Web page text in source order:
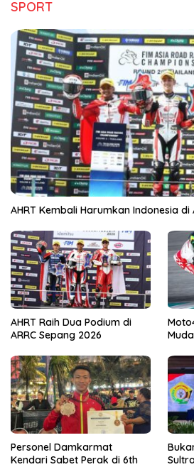
SPORT
AHRT Kembali Harumkan Indonesia di
AHRT Raih Dua Podium di
ARRC Sepang 2026
Personel Damkarmat
Kendari Sabet Perak di 6th